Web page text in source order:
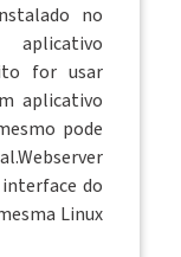
no
for usar
aplicativo
pode
do
Linux